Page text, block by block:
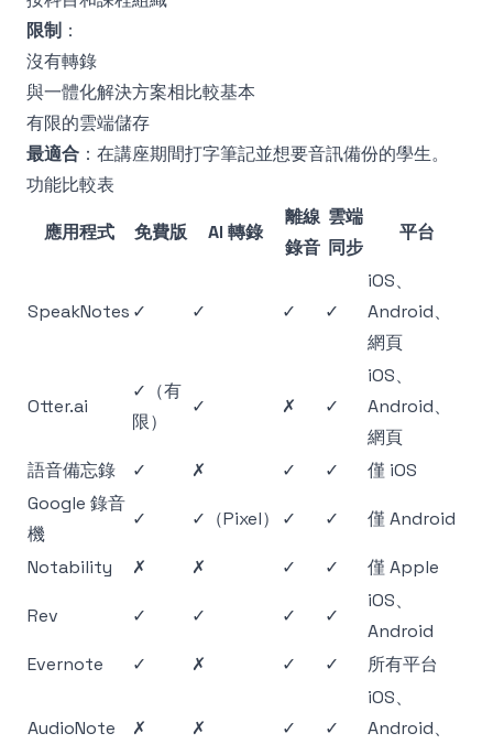
限制 ：
沒有轉錄
與一體化解決方案相比較基本
有限的雲端儲存
最適合 ：在講座期間打字筆記並想要音訊備份的學生。
功能比較表
應用程式 免費版 AI 轉錄
離線
錄音
雲端
同步
平台
SpeakNotes ✓ ✓ ✓ ✓
iOS、
Android、
網頁
Otter.ai
✓（有
限）
✓ ✗ ✓
iOS、
Android、
網頁
語音備忘錄
✓ ✗ ✓ ✓
僅 iOS
Google 錄音
機
✓ ✓（Pixel） ✓ ✓ 僅 Android
Notability ✗ ✗ ✓ ✓ 僅 Apple
Rev ✓ ✓ ✓ ✓
iOS、
Android
Evernote
✓ ✗ ✓ ✓ 所有平台
AudioNote ✗ ✗ ✓ ✓
iOS、
Android、